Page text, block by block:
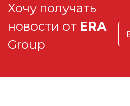
Хочу получать
новости от ERA
Group